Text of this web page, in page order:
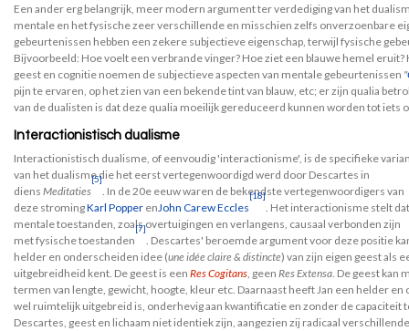
Een ander erg belangrijk, meer modern argument ter verdediging van het
mentale en het fysische zeer verschillende en misschien zelfs onverzoenbare
gebeurtenissen hebben een zekere subjectieve eigenschap, terwijl fysische
Bijvoorbeeld: Hoe voelt een verbrande vinger? Hoe ziet een blauwe hemel
geest en cognitie noemen de subjectieve aspecten van mentale gebeurtenissen "
pijn te ervaren, op het zien van een bekende tint van blauw, etc; er zijn qualia
van de dualisten is dat deze qualia moeilijk gereduceerd kunnen worden tot iets
Interactionistisch dualisme
Interactionistisch dualisme, of eenvoudig 'interactionisme', is de specifieke
van het dualisme die het eerst vertegenwoordigd werd door Descartes in
diens Meditaties
[5]
. In de 20e eeuw waren de bekendste vertegenwoordigers van
deze stromingKarl Popper enJohn Carew Eccles
[18]
. Het interactionisme stelt dat
mentale toestanden, zoals overtuigingen en verlangens, causaal verbonden zijn
met fysische toestanden
[7]
. Descartes' beroemde argument voor deze positie
helder en onderscheiden idee (une idée claire & distincte) van zijn eigen geest als
uitgebreidheid kent. De geest is een Res Cogitans, geen Res Extensa. De geest kan
termen van lengte, gewicht, hoogte, kleur etc. Daarnaast heeft Jan een helder
wel ruimtelijk uitgebreid is, onderhevig aan kwantificatie en zonder de capaciteit
Descartes, geest en lichaam niet identiek zijn, aangezien zij radicaal